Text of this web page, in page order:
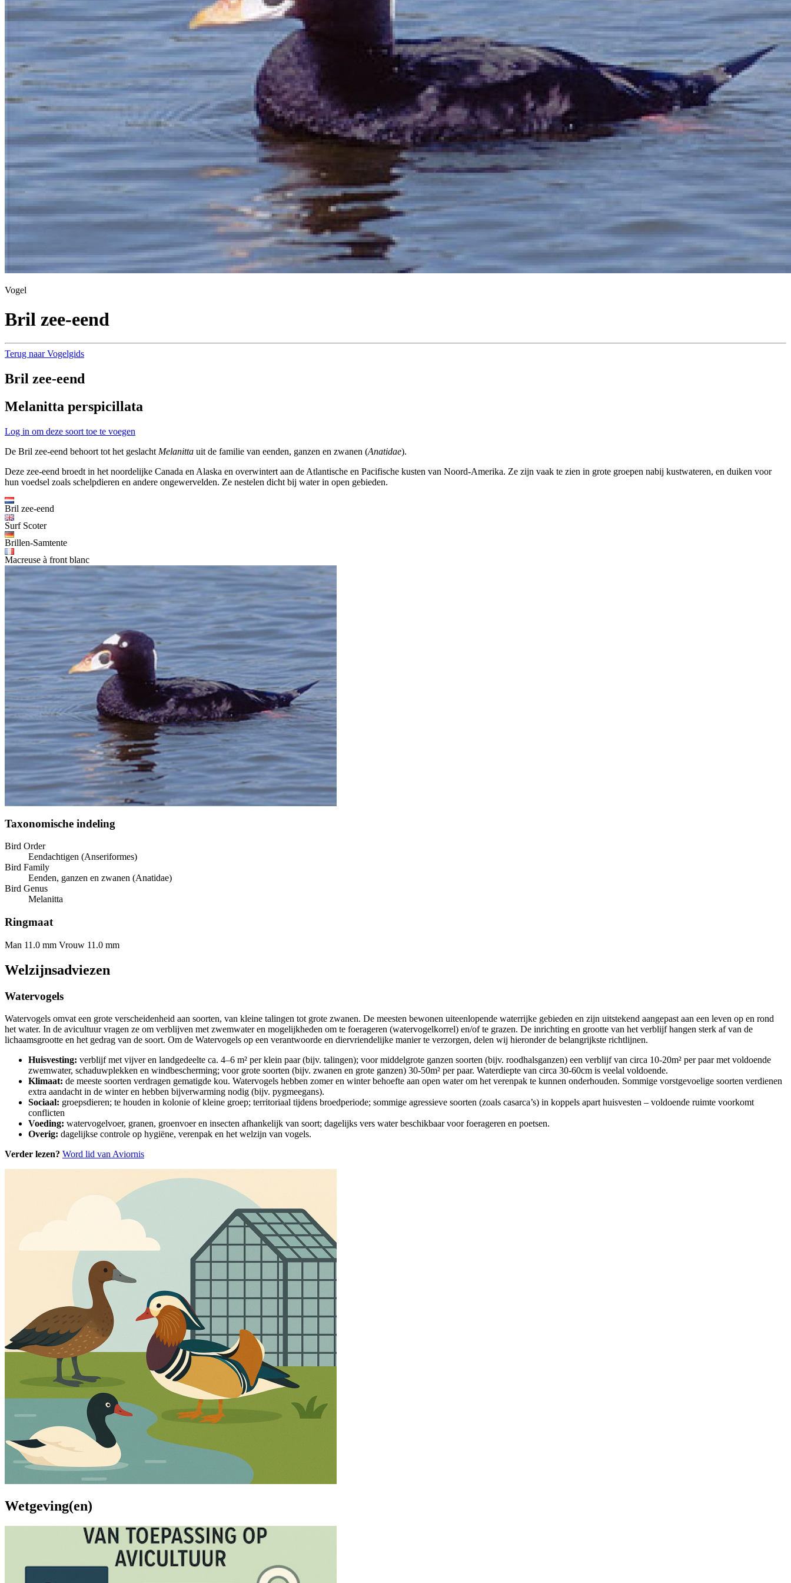
Vogel
Bril zee-eend
Terug naar Vogelgids
Bril zee-eend
Melanitta perspicillata
Log in om deze soort toe te voegen
De Bril zee-eend behoort tot het geslacht Melanitta uit de familie van eenden, ganzen en zwanen (Anatidae).
Deze zee-eend broedt in het noordelijke Canada en Alaska en overwintert aan de Atlantische en Pacifische kusten van Noord-Amerika. Ze zijn vaak te zien in grote groepen nabij kustwateren, en duiken voor
hun voedsel zoals schelpdieren en andere ongewervelden. Ze nestelen dicht bij water in open gebieden.
Bril zee-eend
Surf Scoter
Brillen-Samtente
Macreuse à front blanc
Taxonomische indeling
Bird Order
Eendachtigen (Anseriformes)
Bird Family
Eenden, ganzen en zwanen (Anatidae)
Bird Genus
Melanitta
Ringmaat
Man 11.0 mm Vrouw 11.0 mm
Welzijnsadviezen
Watervogels
Watervogels omvat een grote verscheidenheid aan soorten, van kleine talingen tot grote zwanen. De meesten bewonen uiteenlopende waterrijke gebieden en zijn uitstekend aangepast aan een leven op en rond
het water. In de avicultuur vragen ze om verblijven met zwemwater en mogelijkheden om te foerageren (watervogelkorrel) en/of te grazen. De inrichting en grootte van het verblijf hangen sterk af van de
lichaamsgrootte en het gedrag van de soort. Om de Watervogels op een verantwoorde en diervriendelijke manier te verzorgen, delen wij hieronder de belangrijkste richtlijnen.
Huisvesting: verblijf met vijver en landgedeelte ca. 4–6 m² per klein paar (bijv. talingen); voor middelgrote ganzen soorten (bijv. roodhalsganzen) een verblijf van circa 10-20m² per paar met voldoende
zwemwater, schaduwplekken en windbescherming; voor grote soorten (bijv. zwanen en grote ganzen) 30-50m² per paar. Waterdiepte van circa 30-60cm is veelal voldoende.
Klimaat: de meeste soorten verdragen gematigde kou. Watervogels hebben zomer en winter behoefte aan open water om het verenpak te kunnen onderhouden. Sommige vorstgevoelige soorten verdienen
extra aandacht in de winter en hebben bijverwarming nodig (bijv. pygmeegans).
Sociaal: groepsdieren; te houden in kolonie of kleine groep; territoriaal tijdens broedperiode; sommige agressieve soorten (zoals casarca’s) in koppels apart huisvesten – voldoende ruimte voorkomt
conflicten
Voeding: watervogelvoer, granen, groenvoer en insecten afhankelijk van soort; dagelijks vers water beschikbaar voor foerageren en poetsen.
Overig: dagelijkse controle op hygiëne, verenpak en het welzijn van vogels.
Verder lezen? Word lid van Aviornis
Wetgeving(en)